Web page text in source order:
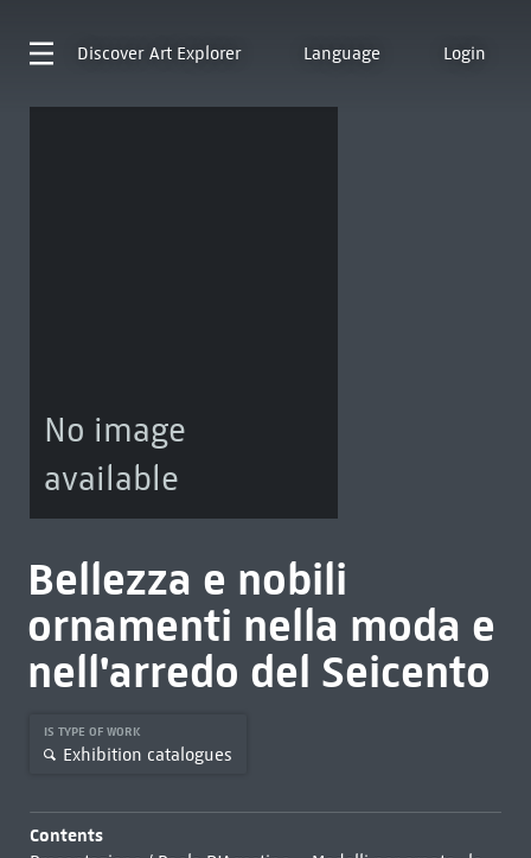
Discover Art Explorer Language Login
No image
available
Bellezza e nobili
ornamenti nella moda e
nell'arredo del Seicento
IS TYPE OF WORK
Exhibition catalogues
Contents